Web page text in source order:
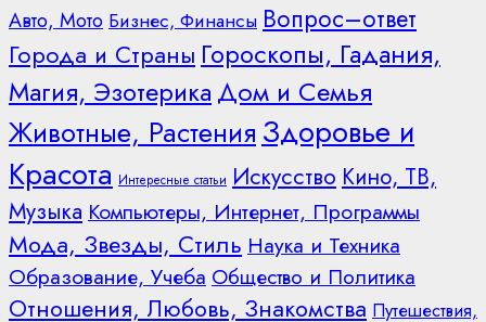
Авто, МотоБизнес, Финансы Вопрос–ответ
Города и Страны Гороскопы, Гадания,
Магия, Эзотерика Дом и Семья
Животные, Растения Здоровье и
Красота Интересные статьи Искусство Кино, ТВ,
Музыка Компьютеры, Интернет, Программы
Мода, Звезды, Стиль Наука и Техника
Образование, Учеба Общество и Политика
Отношения, Любовь, Знакомства Путешествия,